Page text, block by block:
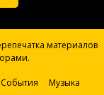
материалов
События
Музыка